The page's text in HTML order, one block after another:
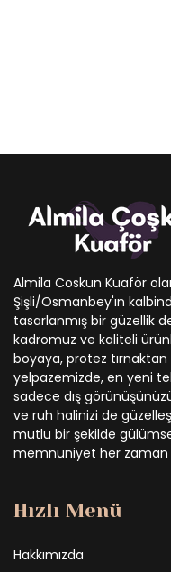
Almila Coskun Kuaför
Şişli/Osmanbey'ın
tasarlanmış bir güzellik
kadromuz ve kaliteli
boyaya, protez tırnaktan
yelpazemizde, en yeni
sadece dış
ve ruh halinizi de
mutlu bir şekilde
memnuniyet her zaman
Hızlı Menü
Hakkımızda